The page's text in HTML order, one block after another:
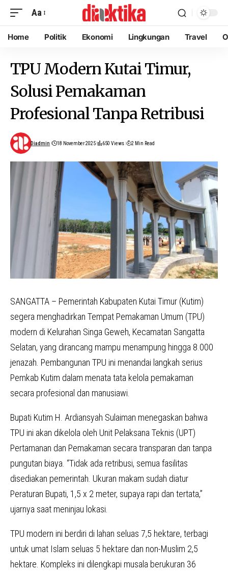
Aa
Home Politik Ekonomi Lingkungan Travel
TPU Modern Kutai Timur,
Solusi Pemakaman
Profesional Tanpa Retribusi
Diadmin 18 November 2025 650 Views 2 Min Read
SANGATTA – Pemerintah Kabupaten Kutai Timur (Kutim)
segera menghadirkan Tempat Pemakaman Umum (TPU)
modern di Kelurahan Singa Geweh, Kecamatan Sangatta
Selatan, yang dirancang mampu menampung hingga 8.000
jenazah. Pembangunan TPU ini menandai langkah serius
Pemkab Kutim dalam menata tata kelola pemakaman
secara profesional dan manusiawi.
Bupati Kutim H. Ardiansyah Sulaiman menegaskan bahwa
TPU ini akan dikelola oleh Unit Pelaksana Teknis (UPT)
Pertamanan dan Pemakaman secara transparan dan tanpa
pungutan biaya. “Tidak ada retribusi, semua fasilitas
disediakan pemerintah. Ukuran makam sudah diatur
Peraturan Bupati, 1,5 x 2 meter, supaya rapi dan tertata,”
ujarnya saat meninjau lokasi.
TPU modern ini berdiri di lahan seluas 7,5 hektare, terbagi
untuk umat Islam seluas 5 hektare dan non-Muslim 2,5
hektare. Kompleks ini dilengkapi musala berukuran 36